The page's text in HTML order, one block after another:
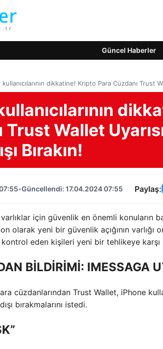
Güncel Haberler
dikkatine! Kripto Para Cüzdanı Trust
Trust Wallet
Bırakın!
•Güncellendi: 17.04.2024 07:55 Paylaş:
için güvenlik en önemli konuların
olarak yeni bir güvenlik açığının varlığı
kontrol eden kişileri yeni bir tehlikeye karşı
BİLDİRİMİ: IMESSAGA
cüzdanlarından Trust Wallet, iPhone
bırakmalarını istedi.